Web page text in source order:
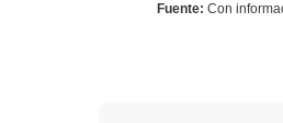
Fuente: Con